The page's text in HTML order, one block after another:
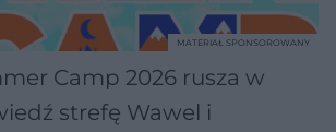
Camp 2026 rusza w
strefę Wawel i
MATERIAŁ SPONSOROWANY